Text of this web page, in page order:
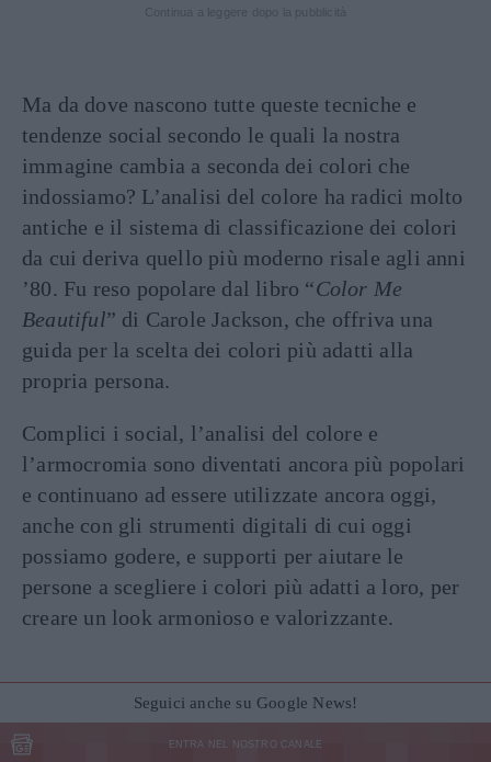
Ma da dove nascono tutte queste tecniche e
tendenze social secondo le quali la nostra
immagine cambia a seconda dei colori che
indossiamo? L’analisi del colore ha radici molto
antiche e il sistema di classificazione dei colori
da cui deriva quello più moderno risale agli anni
’80. Fu reso popolare dal libro “Color Me
Beautiful” di Carole Jackson, che offriva una
guida per la scelta dei colori più adatti alla
propria persona.
Complici i social, l’analisi del colore e
l’armocromia sono diventati ancora più popolari
e continuano ad essere utilizzate ancora oggi,
anche con gli strumenti digitali di cui oggi
possiamo godere, e supporti per aiutare le
persone a scegliere i colori più adatti a loro, per
creare un look armonioso e valorizzante.
Seguici anche su Google News!
ENTRA NEL NOSTRO CANALE